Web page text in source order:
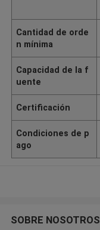
Cantidad de orde
n mínima
Capacidad de la f
uente
Certificación
Condiciones de p
ago
SOBRE NOSOTROS